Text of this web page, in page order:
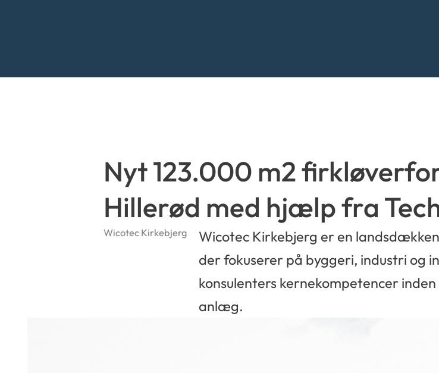
Nyt 123.000 m2
Hillerød med hjælp fra
Wicotec Kirkebjerg
Wicotec Kirkebjerg er en
der fokuserer på byggeri, industri og
konsulenters kernekompetencer
anlæg.